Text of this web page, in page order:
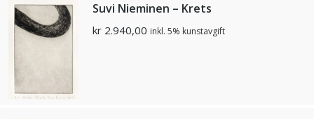
Suvi Nieminen – Krets
kr 2.940,00 inkl. 5% kunstavgift